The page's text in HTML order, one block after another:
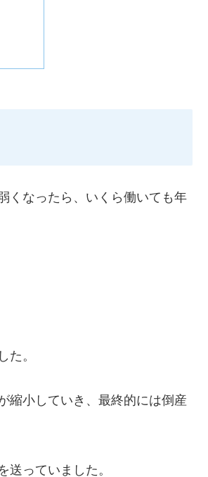
くなったら、いくら働いても年
た。
縮小していき、最終的には倒産
っていました。